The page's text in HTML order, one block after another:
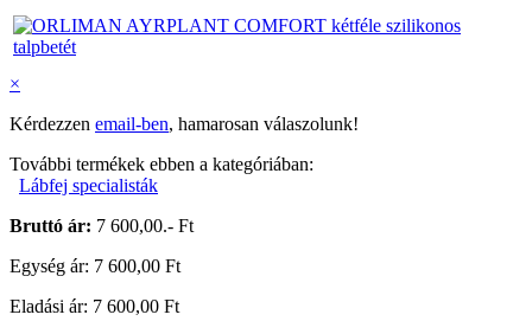
×
Kérdezzen email-ben, hamarosan válaszolunk!
További termékek ebben a kategóriában:
Lábfej specialisták
Bruttó ár: 7 600,00.- Ft
Egység ár: 7 600,00 Ft
Eladási ár: 7 600,00 Ft